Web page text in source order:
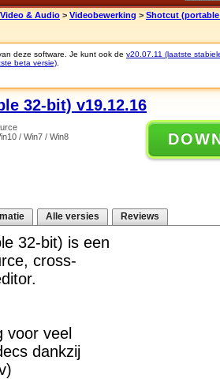
Video & Audio > Videobewerking > Shotcut (portable
deze software. Je kunt ook de v20.07.11 (laatste
beta versie)
32-bit) v19.12.16
/ Win7 / Win8
Alle versies Reviews
32-bit) is een
cross-
voor veel
dankzij